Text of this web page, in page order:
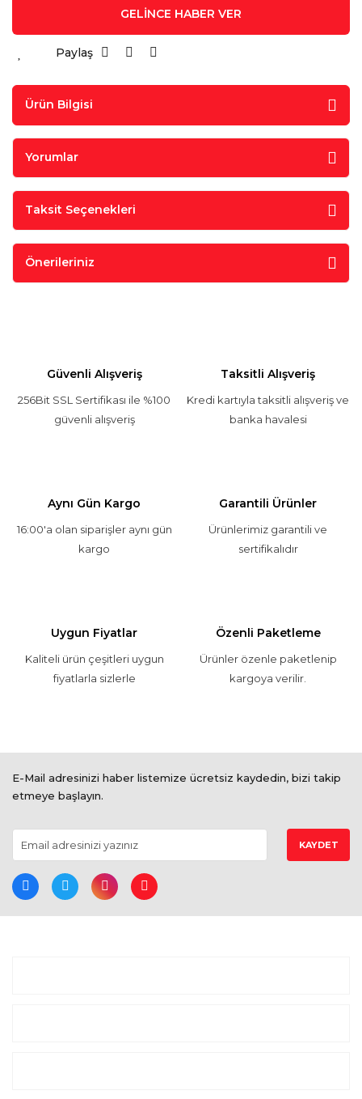
GELİNCE HABER VER
Paylaş
Ürün Bilgisi
Yorumlar
Taksit Seçenekleri
Önerileriniz
Güvenli Alışveriş
256Bit SSL Sertifikası ile %100
güvenli alışveriş
Taksitli Alışveriş
Kredi kartıyla taksitli alışveriş ve
banka havalesi
Aynı Gün Kargo
16:00'a olan siparişler aynı gün
kargo
Garantili Ürünler
Ürünlerimiz garantili ve
sertifikalıdır
Uygun Fiyatlar
Kaliteli ürün çeşitleri uygun
fiyatlarla sizlerle
Özenli Paketleme
Ürünler özenle paketlenip
kargoya verilir.
E-Mail adresinizi haber listemize ücretsiz kaydedin, bizi takip
etmeye başlayın.
KAYDET